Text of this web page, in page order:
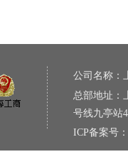
公司名称：
总部地址：
号线九亭站
ICP备案号：